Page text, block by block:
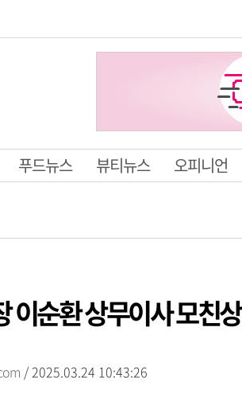
푸드뉴스 뷰티뉴스 오피니언
이순환 상무이사 모친상
/ 2025.03.24 10:43:26